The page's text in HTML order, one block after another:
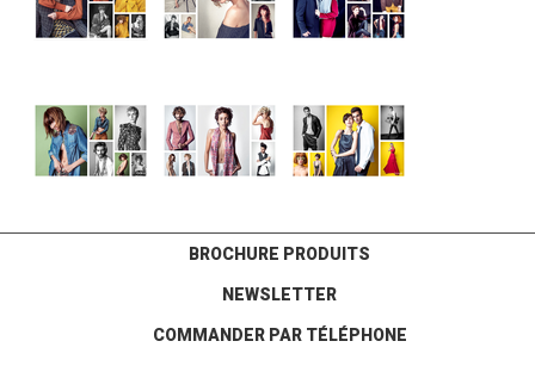
BROCHURE PRODUITS
NEWSLETTER
COMMANDER PAR TÉLÉPHONE